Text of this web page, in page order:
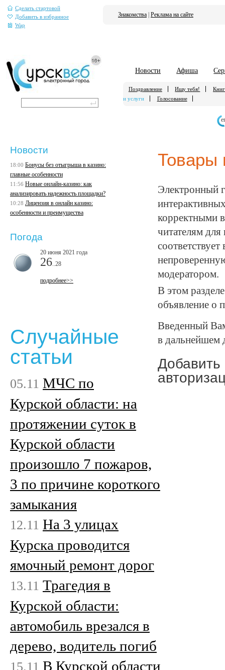
Сделать стартовой
Добавить в избранное
Wap
Знакомства Реклама на сайте
Новости Афиша
Поздравление Ищу тебя!
и услуги
Голосование
Товары
Электронный
корректными
читателям
модератором.
В этом
объявление о
Введенный
в дальнейшем
Новости
18:00 Бонусы без отыгрыша в казино:
главные особенности
11:56 Новые онлайн-казино: как
анализировать надежность площадки?
10:28 Лицензия в онлайн казино:
особенности и преимущества
Погода
20 июня 2021 года
26 ..28
подробнее>>
Случайные
статьи
05.11 МЧС по
Курской области: на
протяжении суток в
Курской области
произошло 7 пожаров,
3 по причине короткого
замыкания
12.11 На 3 улицах
Курска проводится
ямочный ремонт дорог
13.11 Трагедия в
Курской области:
автомобиль врезался в
дерево, водитель погиб
15.11 В Курской области